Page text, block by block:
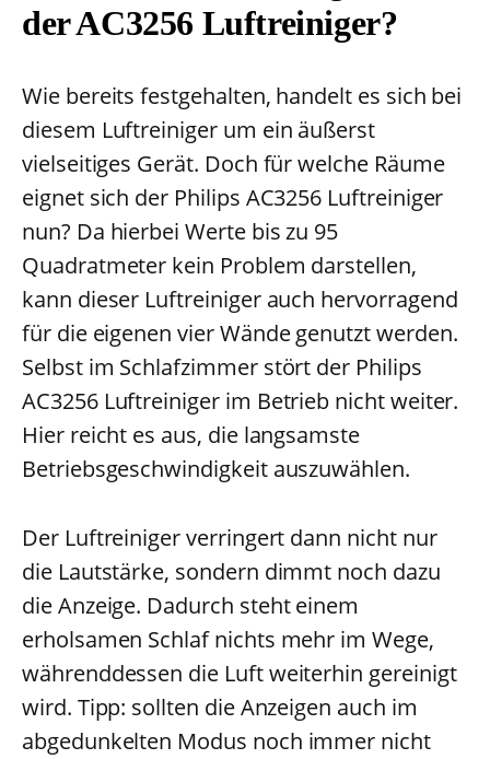
der AC3256 Luftreiniger?
Wie bereits festgehalten, handelt es sich bei
diesem Luftreiniger um ein äußerst
vielseitiges Gerät. Doch für welche Räume
eignet sich der Philips AC3256 Luftreiniger
nun? Da hierbei Werte bis zu 95
Quadratmeter kein Problem darstellen,
kann dieser Luftreiniger auch hervorragend
für die eigenen vier Wände genutzt werden.
Selbst im Schlafzimmer stört der Philips
AC3256 Luftreiniger im Betrieb nicht weiter.
Hier reicht es aus, die langsamste
Betriebsgeschwindigkeit auszuwählen.
Der Luftreiniger verringert dann nicht nur
die Lautstärke, sondern dimmt noch dazu
die Anzeige. Dadurch steht einem
erholsamen Schlaf nichts mehr im Wege,
währenddessen die Luft weiterhin gereinigt
wird. Tipp: sollten die Anzeigen auch im
abgedunkelten Modus noch immer nicht